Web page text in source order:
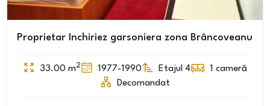
Proprietar Inchiriez garsoniera zona Brâncoveanu
33.00 m2 1977-1990 Etajul 4 1 cameră
Decomandat